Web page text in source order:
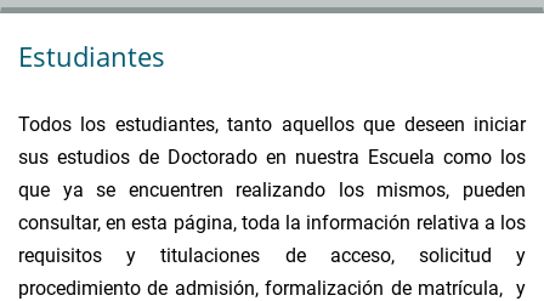
Estudiantes
Todos los estudiantes, tanto aquellos que deseen iniciar
sus estudios de Doctorado en nuestra Escuela como los
que ya se encuentren realizando los mismos, pueden
consultar, en esta página, toda la información relativa a los
requisitos y titulaciones de acceso, solicitud y
procedimiento de admisión, formalización de matrícula, y